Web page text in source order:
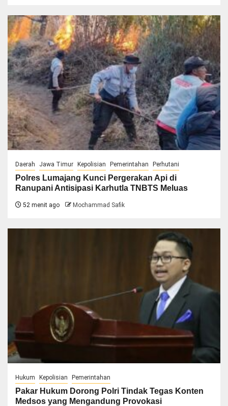
Daerah Jawa Timur Kepolisian Pemerintahan Perhutani
Polres Lumajang Kunci Pergerakan Api di
Ranupani Antisipasi Karhutla TNBTS Meluas
52 menit ago Mochammad Safik
Hukum Kepolisian Pemerintahan
Pakar Hukum Dorong Polri Tindak Tegas Konten
Medsos yang Mengandung Provokasi